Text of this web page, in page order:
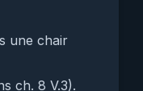
une chair
ch. 8 V.3).